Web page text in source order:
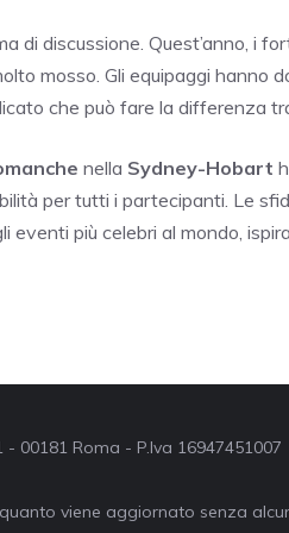
di discussione. Quest’anno, i
mosso. Gli equipaggi hanno
che può fare la differenza
nella Sydney-Hobart
per tutti i partecipanti. Le
eventi più celebri al mondo,
00181 Roma - P.Iva 16947451007
viene aggiornato senza